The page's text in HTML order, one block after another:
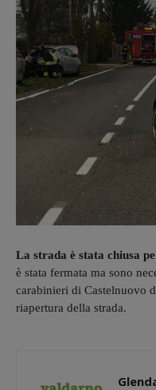
La strada è stata chiusa
è stata fermata ma sono
carabinieri di Castelnuovo
riapertura della strada.